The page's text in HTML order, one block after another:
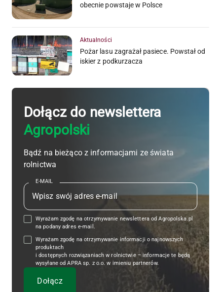
obecnie powstaje w Polsce
Aktualności
Pożar lasu zagrażał pasiece. Powstał od
iskier z podkurzacza
Dołącz do newslettera
Agropolski
Bądź na bieżąco z informacjami ze świata
rolnictwa
E-MAIL
Wyrażam zgodę na otrzymywanie newslettera od Agropolska.pl
na podany adres e-mail.
Wyrażam zgodę na otrzymywanie informacji o najnowszych
produktach
i dostępnych rozwiązaniach w rolnictwie – informacje te będą
wysyłane od APRA sp. z o.o. w imieniu partnerów.